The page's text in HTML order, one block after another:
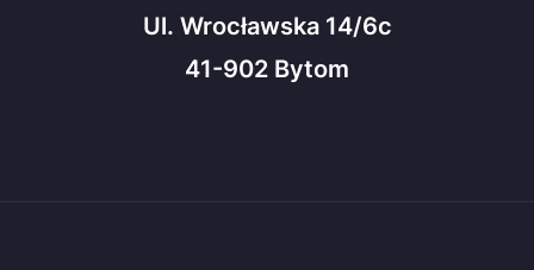
Ul. Wrocławska 14/6c
41-902 Bytom